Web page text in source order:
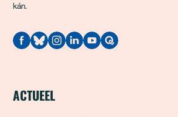
kán.
Quodari
ACTUEEL